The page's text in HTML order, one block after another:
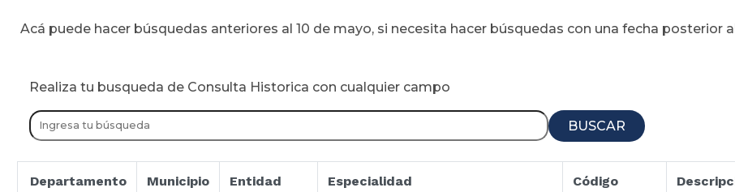
Acá puede hacer búsquedas anteriores al 10 de mayo, si necesita hacer búsquedas con una fecha posterior
Realiza tu busqueda de Consulta Historica con cualquier campo
BUSCAR
Departamento Municipio Entidad Especialidad Código